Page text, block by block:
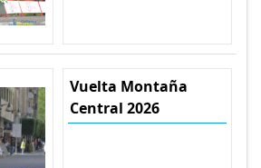
Vuelta Montaña
Central 2026